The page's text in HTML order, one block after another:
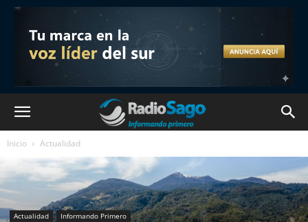
Inicio Actualidad
Actualidad Informando Primero